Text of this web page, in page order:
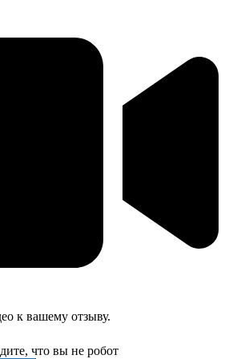
к вашему отзыву.
что вы не робот